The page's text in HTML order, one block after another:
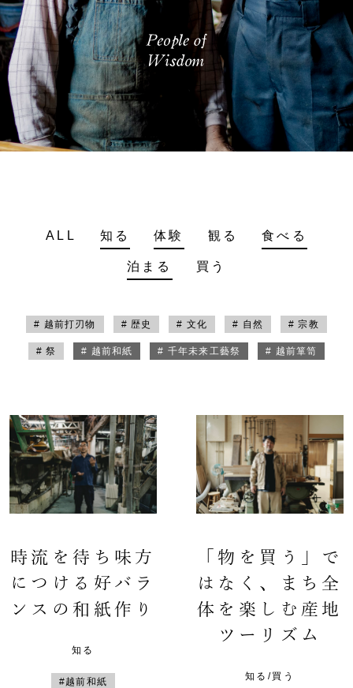
ALL 知る 体験 観る 食べる
泊まる 買う
# 越前打刃物 # 歴史 # 文化 # 自然 # 宗教
# 祭 # 越前和紙 # 千年未来工藝祭 # 越前箪笥
時流を待ち味方
につける好バラ
ンスの和紙作り
知る
#越前和紙
「物を買う」で
はなく、まち全
体を楽しむ産地
ツーリズム
知る/買う